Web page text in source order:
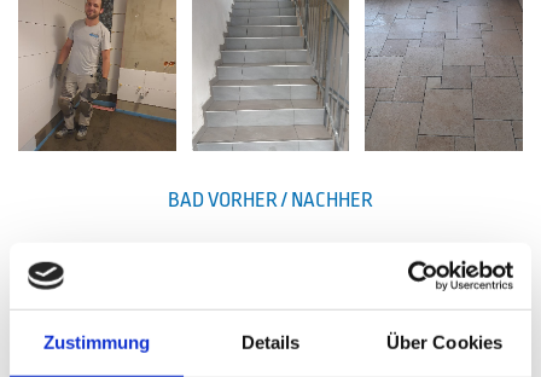
Zustimmung Details Über Cookies
BAD VORHER / NACHHER